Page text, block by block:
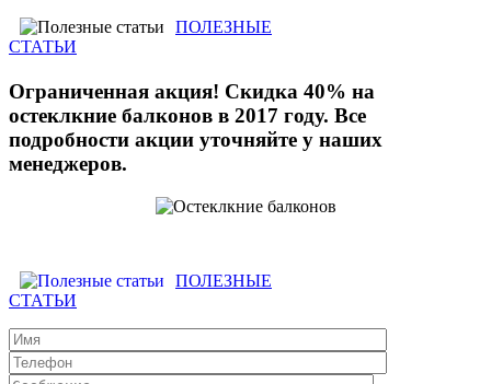
ПОЛЕЗНЫЕ
СТАТЬИ
Ограниченная акция! Скидка 40% на
остеклкние балконов в 2017 году. Все
подробности акции уточняйте у наших
менеджеров.
ПОЛЕЗНЫЕ
СТАТЬИ